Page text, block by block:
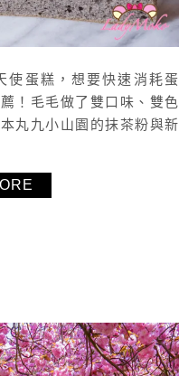
使蛋糕，想要快速消耗蛋
！毛毛做了雙口味、雙色
丸九小山園的抹茶粉與新
好吃了，而且吃起來很沒